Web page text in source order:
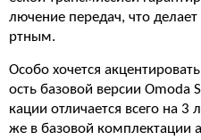
лючение передач, что
ртным.
Особо хочется
ость базовой версии
кации отличается всего на 3
же в базовой комплектации